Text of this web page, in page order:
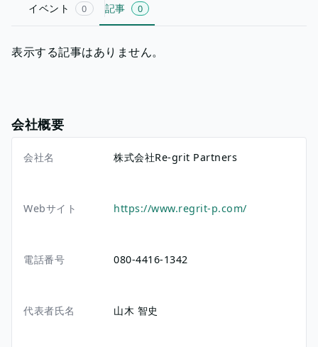
イベント 0 記事 0
表示する記事はありません。
会社概要
会社名 株式会社Re-grit Partners
Webサイト https://www.regrit-p.com/
電話番号 080-4416-1342
代表者氏名 山木 智史